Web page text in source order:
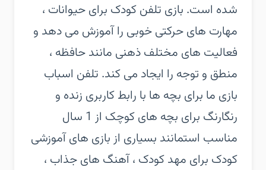
شده است. بازی تلفن کودک برای حیوانات ،
مهارت های حرکتی خوبی را آموزش می دهد و
فعالیت های مختلف ذهنی مانند حافظه ،
منطق و توجه را ایجاد می کند. تلفن اسباب
بازی ما برای بچه ها با رابط کاربری زنده و
رنگارنگ برای بچه های کوچک از 1 سال
مناسب است‏مانند بسیاری از بازی های آموزشی
کودک برای مهد کودک ، آهنگ های جذاب ،